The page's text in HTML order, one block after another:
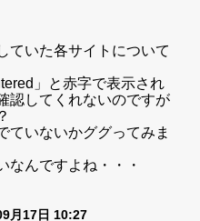
ていた各サイトについて
」と赤字で表示され
認してくれないのですが
ていないかググってみま
なんですよね・・・
月17日 10:27